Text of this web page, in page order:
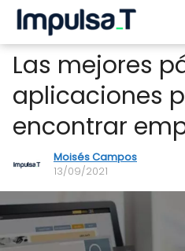
Las mejores
aplicaciones
encontrar
Moisés Campos
13/09/2021